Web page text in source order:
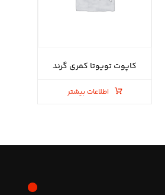
کاپوت تویوتا کمری گرند
اطلاعات بیشتر